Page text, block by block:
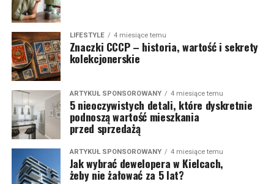
LIFESTYLE 4 miesiące temu
Znaczki CCCP – historia, wartość i sekrety
kolekcjonerskie
ARTYKUŁ SPONSOROWANY 4 miesiące temu
5 nieoczywistych detali, które dyskretnie
podnoszą wartość mieszkania
przed sprzedażą
ARTYKUŁ SPONSOROWANY 4 miesiące temu
Jak wybrać dewelopera w Kielcach,
żeby nie żałować za 5 lat?